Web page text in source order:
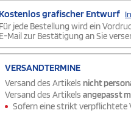
Kostenlos grafischer Entwurf
Für jede Bestellung wird ein
E-Mail zur Bestätigung an Sie
VERSANDTERMINE
Versand des Artikels nicht
Versand des Artikels angepasst
Sofern eine strikt verpflichtete